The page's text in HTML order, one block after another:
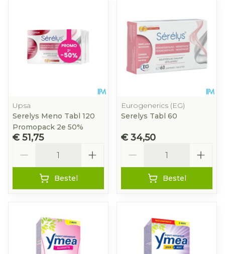
Upsa
Serelys Meno Tabl 120
Promopack 2e 50%
€ 51,75
Bestel
Eurogenerics (EG)
Serelys Tabl 60
€ 34,50
Bestel